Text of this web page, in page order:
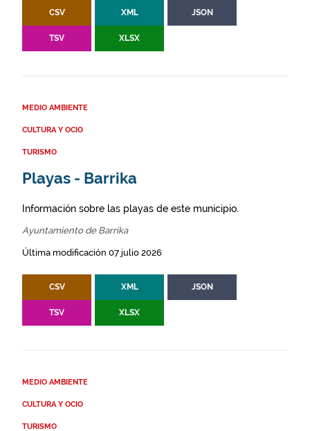
CSV XML JSON
TSV XLSX
MEDIO AMBIENTE
CULTURA Y OCIO
TURISMO
Playas - Barrika
Información sobre las playas de este municipio.
Ayuntamiento de Barrika
Última modificación 07 julio 2026
CSV XML JSON
TSV XLSX
MEDIO AMBIENTE
CULTURA Y OCIO
TURISMO